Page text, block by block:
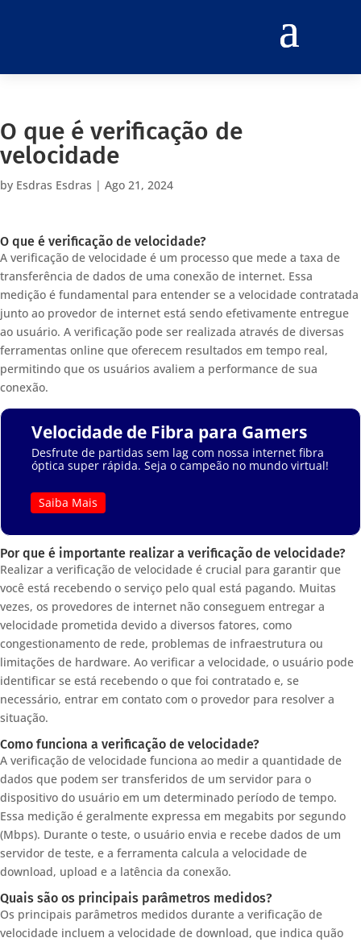
O que é verificação de
velocidade
by Esdras Esdras | Ago 21, 2024
O que é verificação de velocidade?
A verificação de velocidade é um processo que mede a taxa de
transferência de dados de uma conexão de internet. Essa
medição é fundamental para entender se a velocidade contratada
junto ao provedor de internet está sendo efetivamente entregue
ao usuário. A verificação pode ser realizada através de diversas
ferramentas online que oferecem resultados em tempo real,
permitindo que os usuários avaliem a performance de sua
conexão.
Velocidade de Fibra para Gamers
Desfrute de partidas sem lag com nossa internet fibra
óptica super rápida. Seja o campeão no mundo virtual!
Saiba Mais
Por que é importante realizar a verificação de velocidade?
Realizar a verificação de velocidade é crucial para garantir que
você está recebendo o serviço pelo qual está pagando. Muitas
vezes, os provedores de internet não conseguem entregar a
velocidade prometida devido a diversos fatores, como
congestionamento de rede, problemas de infraestrutura ou
limitações de hardware. Ao verificar a velocidade, o usuário pode
identificar se está recebendo o que foi contratado e, se
necessário, entrar em contato com o provedor para resolver a
situação.
Como funciona a verificação de velocidade?
A verificação de velocidade funciona ao medir a quantidade de
dados que podem ser transferidos de um servidor para o
dispositivo do usuário em um determinado período de tempo.
Essa medição é geralmente expressa em megabits por segundo
(Mbps). Durante o teste, o usuário envia e recebe dados de um
servidor de teste, e a ferramenta calcula a velocidade de
download, upload e a latência da conexão.
Quais são os principais parâmetros medidos?
Os principais parâmetros medidos durante a verificação de
velocidade incluem a velocidade de download, que indica quão